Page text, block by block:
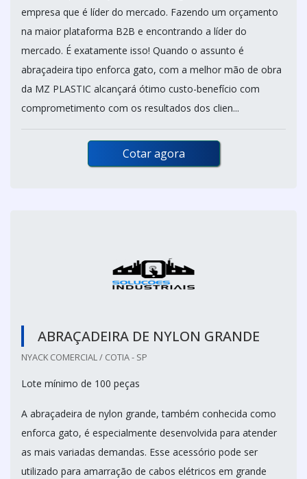
empresa que é líder do mercado. Fazendo um orçamento
na maior plataforma B2B e encontrando a líder do
mercado. É exatamente isso! Quando o assunto é
abraçadeira tipo enforca gato, com a melhor mão de obra
da MZ PLASTIC alcançará ótimo custo-benefício com
comprometimento com os resultados dos clien...
Cotar agora
ABRAÇADEIRA DE NYLON GRANDE
NYACK COMERCIAL / COTIA - SP
Lote mínimo de 100 peças
A abraçadeira de nylon grande, também conhecida como
enforca gato, é especialmente desenvolvida para atender
as mais variadas demandas. Esse acessório pode ser
utilizado para amarração de cabos elétricos em grande